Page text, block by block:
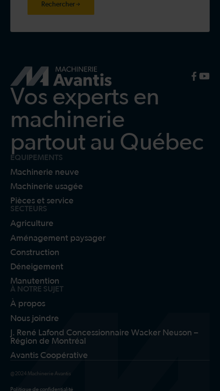
Rechercher
Vos experts en
machinerie
partout au Québec
ÉQUIPEMENTS
Machinerie neuve
Machinerie usagée
Pièces et service
SECTEURS
Agriculture
Aménagement paysager
Construction
Déneigement
Manutention
À NOTRE SUJET
À propos
Nous joindre
J. René Lafond Concessionnaire Wacker Neuson –
Région de Montréal
Avantis Coopérative
@2024 Machinerie Avantis
Politique de confidentialité